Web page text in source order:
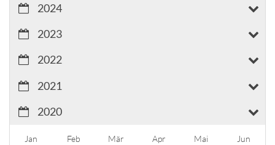
2024
2023
2022
2021
2020
Jan Feb Mär Apr Mai Jun